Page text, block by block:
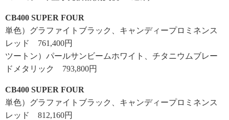
CB400 SUPER FOUR
単色）グラファイトブラック、キャンディープロミネンス
レッド 761,400円
ツートン）パールサンビームホワイト、チタニウムブレー
ドメタリック 793,800円
CB400 SUPER FOUR
単色）グラファイトブラック、キャンディープロミネンス
レッド 812,160円